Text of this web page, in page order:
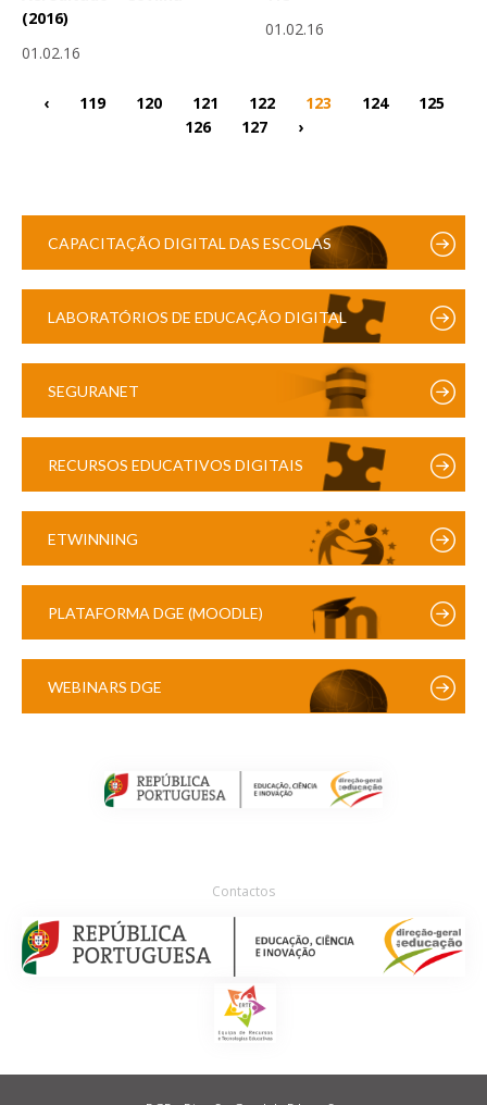
(2016)
01.02.16
01.02.16
‹ 119 120 121 122 123 124
125
126
127 ›
CAPACITAÇÃO DIGITAL DAS ESCOLAS
LABORATÓRIOS DE EDUCAÇÃO DIGITAL
SEGURANET
RECURSOS EDUCATIVOS DIGITAIS
ETWINNING
PLATAFORMA DGE (MOODLE)
WEBINARS DGE
Contactos